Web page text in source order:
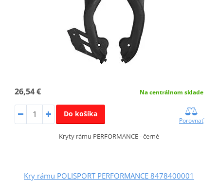
26,54 € Na centrálnom sklade
Do košíka
Porovnať
Kryty rámu PERFORMANCE - černé
Kry rámu POLISPORT PERFORMANCE 8478400001